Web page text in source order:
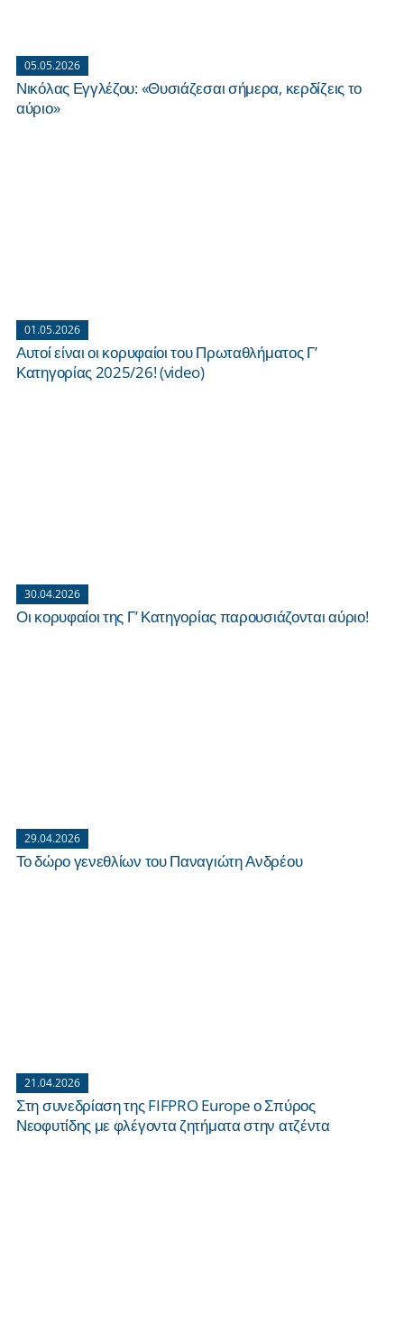
05.05.2026
Νικόλας Εγγλέζου: «Θυσιάζεσαι σήμερα, κερδίζεις το
αύριο»
01.05.2026
Αυτοί είναι οι κορυφαίοι του Πρωταθλήματος Γ’
Κατηγορίας 2025/26! (video)
30.04.2026
Οι κορυφαίοι της Γ’ Κατηγορίας παρουσιάζονται αύριο!
29.04.2026
Το δώρο γενεθλίων του Παναγιώτη Ανδρέου
21.04.2026
Στη συνεδρίαση της FIFPRO Europe ο Σπύρος
Νεοφυτίδης με φλέγοντα ζητήματα στην ατζέντα